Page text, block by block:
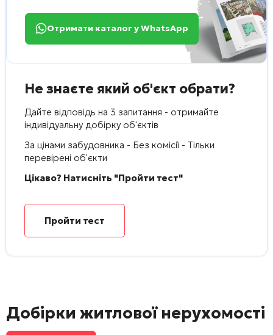
Отримати каталог у WhatsApp
Не знаєте який об'єкт обрати?
Дайте відповідь на 3 запитання - отримайте
індивідуальну добірку об'єктів
За цінами забудовника - Без комісії - Тільки
перевірені об'єкти
Цікаво? Натисніть "Пройти тест"
Пройти тест
Добірки житлової нерухомості